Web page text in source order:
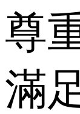
尊
滿